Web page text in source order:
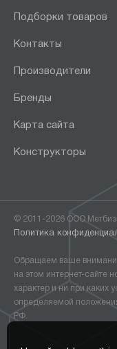
Подборки товаров
Контакты
Производители
Бренды
Карта сайта
Конструкторы
© 2011-2026 ООО Метбиз
Политика
Обращаем ваше
на этом интернет-сайте
характер и ни при каких
определяемой
РФ.